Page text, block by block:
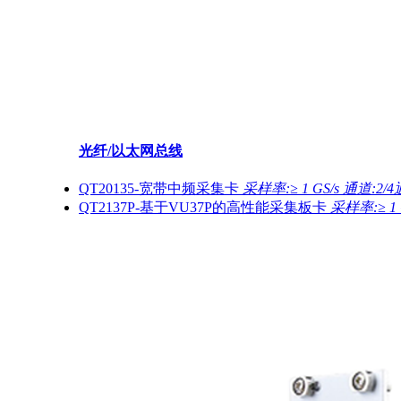
光纤/以太网总线
QT20135-宽带中频采集卡 采样率:≥ 1 GS/s 通道:2/4
QT2137P-基于VU37P的高性能采集板卡 采样率:≥ 1